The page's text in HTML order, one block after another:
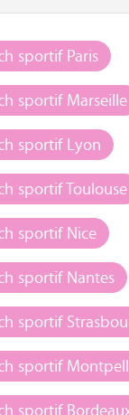
sportif Paris
sportif Marseille
sportif Lyon
sportif Toulouse
sportif Nice
sportif Nantes
sportif
sportif
sportif